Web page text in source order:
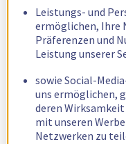
Leistungs- und
ermöglichen, Ihre
Präferenzen und
Leistung unserer
sowie Social-
uns ermöglichen,
deren
mit unseren
Netzwerken zu